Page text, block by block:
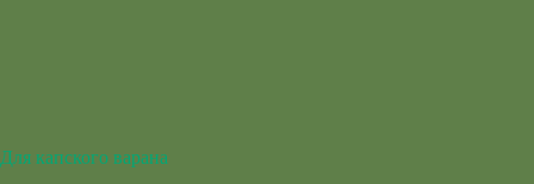
Для капского варана